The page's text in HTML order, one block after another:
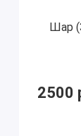
Шар
2500